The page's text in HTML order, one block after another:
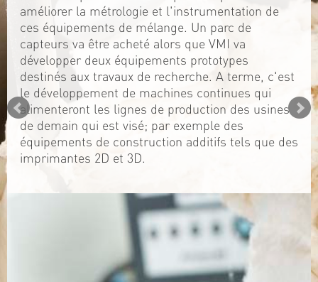
améliorer la métrologie et l'instrumentation de
ces équipements de mélange. Un parc de
capteurs va être acheté alors que VMI va
développer deux équipements prototypes
destinés aux travaux de recherche. A terme, c'est
le développement de machines continues qui
alimenteront les lignes de production des usines
de demain qui est visé; par exemple des
équipements de construction additifs tels que des
imprimantes 2D et 3D.